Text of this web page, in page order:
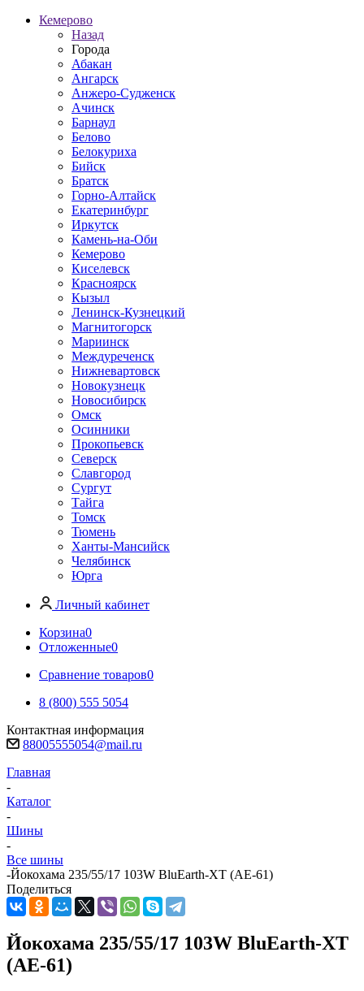
Кемерово
Назад
Города
Абакан
Ангарск
Анжеро-Судженск
Ачинск
Барнаул
Белово
Белокуриха
Бийск
Братск
Горно-Алтайск
Екатеринбург
Иркутск
Камень-на-Оби
Кемерово
Киселевск
Красноярск
Кызыл
Ленинск-Кузнецкий
Магнитогорск
Мариинск
Междуреченск
Нижневартовск
Новокузнецк
Новосибирск
Омск
Осинники
Прокопьевск
Северск
Славгород
Сургут
Тайга
Томск
Тюмень
Ханты-Мансийск
Челябинск
Юрга
Личный кабинет
Корзина0
Отложенные0
Сравнение товаров0
8 (800) 555 5054
Контактная информация
88005555054@mail.ru
Главная
-
Каталог
-
Шины
-
Все шины
-Йокохама 235/55/17 103W BluEarth-XT (AE-61)
Поделиться
Йокохама 235/55/17 103W BluEarth-XT
(AE-61)